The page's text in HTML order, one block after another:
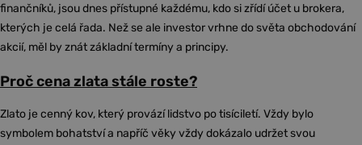
finančníků, jsou dnes přístupné každému, kdo si zřídí účet u brokera,
kterých je celá řada. Než se ale investor vrhne do světa obchodování
akcií, měl by znát základní termíny a principy.
Proč cena zlata stále roste?
Zlato je cenný kov, který provází lidstvo po tisíciletí. Vždy bylo
symbolem bohatství a napříč věky vždy dokázalo udržet svou